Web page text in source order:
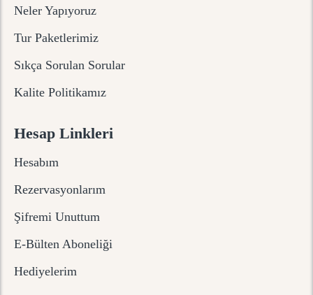
Neler Yapıyoruz
Tur Paketlerimiz
Sıkça Sorulan Sorular
Kalite Politikamız
Hesap Linkleri
Hesabım
Rezervasyonlarım
Şifremi Unuttum
E-Bülten Aboneliği
Hediyelerim